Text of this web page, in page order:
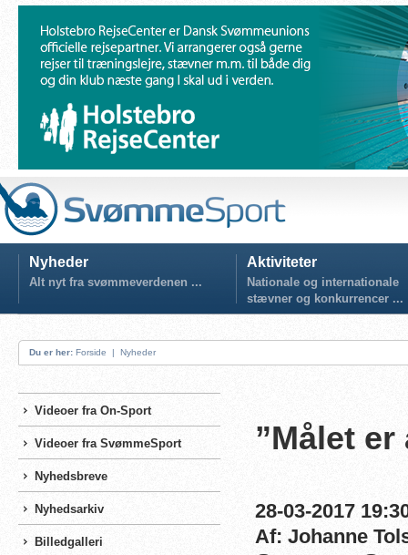
Nyheder
Alt nyt fra svømmeverdenen ...
Aktiviteter
Nationale og internationale
stævner og konkurrencer ...
Du er her: Forside | Nyheder
Videoer fra On-Sport
Videoer fra SvømmeSport
Nyhedsbreve
Nyhedsarkiv
Billedgalleri
”Målet
28-03-2017
Af: Johanne